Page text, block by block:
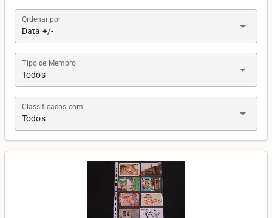
Data +/-
Ordenar por arrow_drop_down
Todos
Tipo de Membro arrow_drop_down
Todos
Classificados com arrow_drop_down